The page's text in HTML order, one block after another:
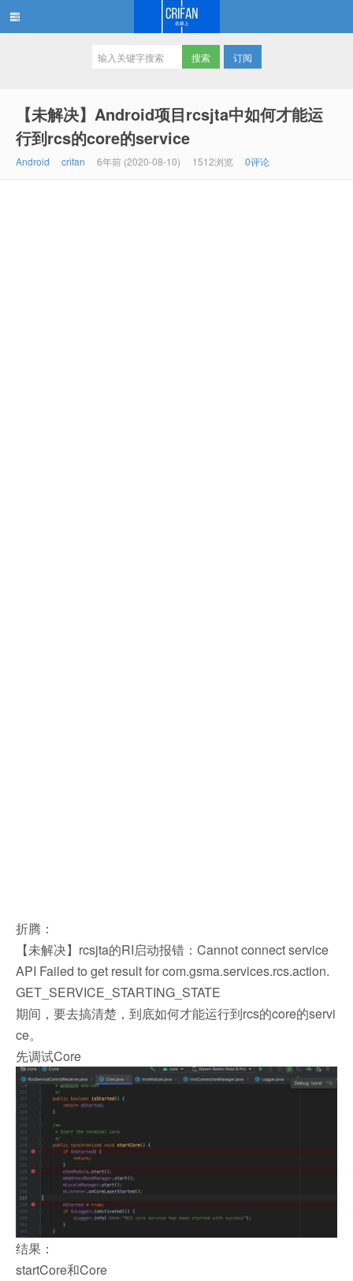
订阅
【未解决】Android项目rcsjta中如何才能运
行到rcs的core的service
Android crifan 6年前 (2020-08-10) 1512浏览 0评论
折腾：
【未解决】rcsjta的RI启动报错：Cannot connect service
API Failed to get result for com.gsma.services.rcs.action.
GET_SERVICE_STARTING_STATE
期间，要去搞清楚，到底如何才能运行到rcs的core的servi
ce。
先调试Core
结果：
startCore和Core